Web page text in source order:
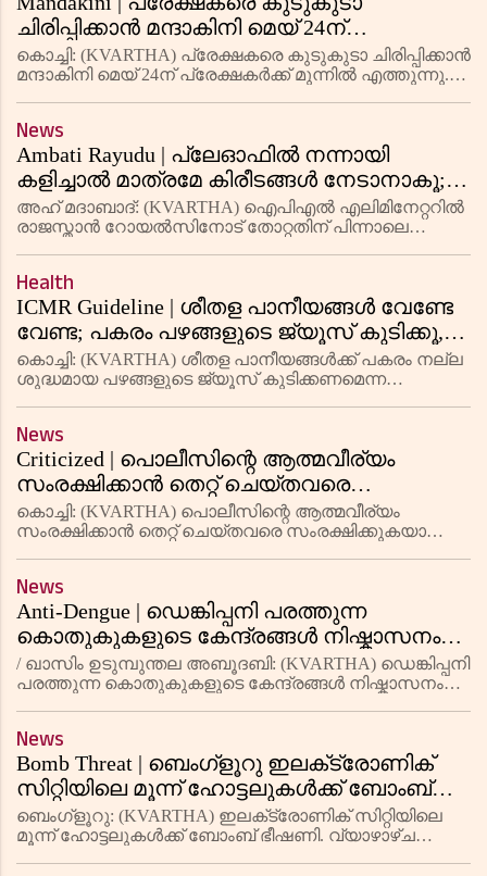
ചിരിപ്പിക്കാന്‍ മന്ദാകിനി മെയ് 24ന്
പ്രേക്ഷകര്‍ക്ക് മുന്നില്‍ എത്തുന്നു;
പ്രദര്‍ശിപ്പിക്കുന്ന തിയേറ്ററുകള്‍ അറിയാം
കൊച്ചി: (KVARTHA) പ്രേക്ഷകരെ കുടുകുടാ ചിരിപ്പിക്കാന്‍
മന്ദാകിനി മെയ് 24ന് പ്രേക്ഷകര്‍ക്ക് മുന്നില്‍ എത്തുന്നു.
News
Ambati Rayudu | പ്ലേഓഫില്‍ നന്നായി
കളിച്ചാല്‍ മാത്രമേ കിരീടങ്ങള്‍ നേടാനാകൂ;
വലിയ ആഘോഷപ്രകടനങ്ങള്‍
നടത്തിയെന്നുവച്ച് ആര്‍സിബിക്ക് ട്രോഫികള്‍
നേടാനാകില്ല; പരിഹാസവുമായി മുന്‍
ഇന്‍ഡ്യന്‍ താരം അംബാട്ടി റായുഡു
അഹ് മദാബാദ്: (KVARTHA) ഐപിഎല്‍ എലിമിനേറ്ററില്‍
രാജസ്താന്‍ റോയല്‍സിനോട് തോറ്റതിന് പിന്നാലെ
ആഘോഷപ്രകടനങ്ങള്‍ നടത്തിയ
Health
ICMR Guideline | ശീതള പാനീയങ്ങള്‍ വേണ്ടേ
വേണ്ട; പകരം പഴങ്ങളുടെ ജ്യൂസ് കുടിക്കൂ,
ആരോഗ്യം സംരക്ഷിക്കൂ; നിര്‍ദേശവുമായി
ഐസിഎംആര്‍
കൊച്ചി: (KVARTHA) ശീതള പാനീയങ്ങള്‍ക്ക് പകരം നല്ല
ശുദ്ധമായ പഴങ്ങളുടെ ജ്യൂസ് കുടിക്കണമെന്ന
കുറയുന്നുവെന്ന കാര്യത്തില്‍ സ
News
Criticized | പൊലീസിന്റെ ആത്മവീര്യം
സംരക്ഷിക്കാന്‍ തെറ്റ് ചെയ്തവരെ
സംരക്ഷിക്കുകയാണോ വേണ്ടത്?
രൂക്ഷവിമര്‍ശനവുമായി ഹൈകോടതി
കൊച്ചി: (KVARTHA) പൊലീസിന്റെ ആത്മവീര്യം
സംരക്ഷിക്കാന്‍ തെറ്റ് ചെയ്തവരെ സംരക്ഷിക്കുകയാണോ
അപമര്യാദയായി പെരുമാറിയെന്ന കേസുമായി ബ
News
Anti-Dengue | ഡെങ്കിപ്പനി പരത്തുന്ന
കൊതുകുകളുടെ കേന്ദ്രങ്ങള്‍ നിഷ്കാസനം
ചെയ്ത് യുഎഇ ആരോഗ്യ- പ്രതിരോധ
വകുപ്പ് അധികൃതർ
/ ഖാസിം ഉടുമ്പുന്തല അബൂദബി: (KVARTHA) ഡെങ്കിപ്പനി
പരത്തുന്ന കൊതുകുകളുടെ കേന്ദ്രങ്ങള്‍ നിഷ്കാസനം
കണ്ടെത്തിയ 409 സ്ഥലങ്ങള്
News
Bomb Threat | ബെംഗ്ളൂറു ഇലക്‌ട്രോണിക്
സിറ്റിയിലെ മൂന്ന് ഹോട്ടലുകൾക്ക് ബോംബ്
ഭീഷണി; അന്വേഷണം പുരോഗമിക്കുന്നു
ബെംഗ്ളൂറു: (KVARTHA) ഇലക്‌ട്രോണിക് സിറ്റിയിലെ
മൂന്ന് ഹോട്ടലുകൾക്ക് ബോംബ് ഭീഷണി. വ്യാഴാഴ്ച